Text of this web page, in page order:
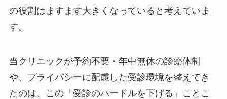
の役割はますます大きくなっていると考えていま
す。
当クリニックが予約不要・年中無休の診療体制
や、プライバシーに配慮した受診環境を整えてき
たのは、この「受診のハードルを下げる」ことこ